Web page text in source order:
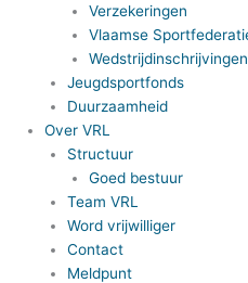
Verzekeringen
Vlaamse
Wedstrijdinschrijvingen
Jeugdsportfonds
Duurzaamheid
Over VRL
Structuur
Goed bestuur
Team VRL
Word vrijwilliger
Contact
Meldpunt